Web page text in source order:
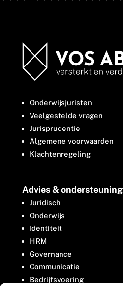
Onderwijsjuristen
Veelgestelde vragen
Jurisprudentie
Algemene voorwaarden
Klachtenregeling
Advies & ondersteuning
Juridisch
Onderwijs
Identiteit
HRM
Governance
Communicatie
Bedrijfsvoering